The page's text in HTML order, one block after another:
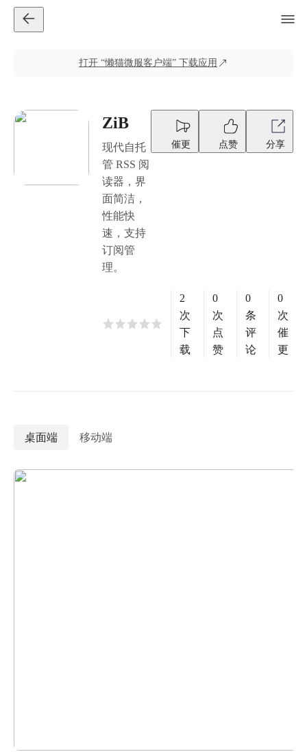
打开 “懒猫微服客户端” 下载应用
ZiB
现代自托
管 RSS 阅
读器，界
面简洁，
性能快
速，支持
订阅管
理。
催更 点赞 分享
2
次
下
载
0
次
点
赞
0
条
评
论
0
次
催
更
桌面端 移动端